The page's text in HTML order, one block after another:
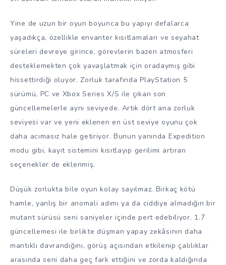
Yine de uzun bir oyun boyunca bu yapıyı defalarca
yaşadıkça, özellikle envanter kısıtlamaları ve seyahat
süreleri devreye girince, görevlerin bazen atmosferi
desteklemekten çok yavaşlatmak için oradaymış gibi
hissettirdiği oluyor. Zorluk tarafında PlayStation 5
sürümü, PC ve Xbox Series X/S ile çıkan son
güncellemelerle aynı seviyede. Artık dört ana zorluk
seviyesi var ve yeni eklenen en üst seviye oyunu çok
daha acımasız hale getiriyor. Bunun yanında Expedition
modu gibi, kayıt sistemini kısıtlayıp gerilimi artıran
seçenekler de eklenmiş.
Düşük zorlukta bile oyun kolay sayılmaz. Birkaç kötü
hamle, yanlış bir anomali adımı ya da ciddiye almadığın bir
mutant sürüsü seni saniyeler içinde pert edebiliyor. 1.7
güncellemesi ile birlikte düşman yapay zekâsının daha
mantıklı davrandığını, görüş açısından etkilenip çalılıklar
arasında seni daha geç fark ettiğini ve zorda kaldığında